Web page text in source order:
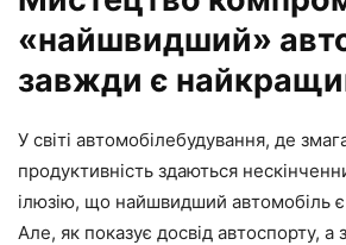
«найшвидший»
завжди є
У світі автомобілебудування, де
продуктивність здаються
ілюзію, що найшвидший автомобіль
Але, як показує досвід автоспорту, а